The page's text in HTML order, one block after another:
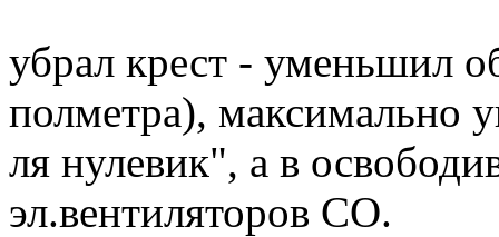
убрал крест - уменьшил
полметра), максимально
ля нулевик", а в
эл.вентиляторов СО.